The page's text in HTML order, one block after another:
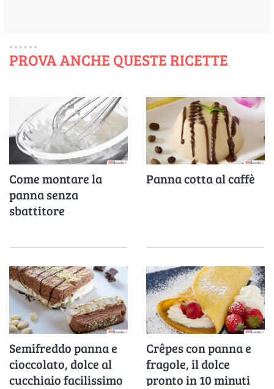
PROVA ANCHE QUESTE RICETTE
Come montare la
panna senza
sbattitore
Panna cotta al caffè
Semifreddo panna e
cioccolato, dolce al
cucchiaio facilissimo
Crêpes con panna e
fragole, il dolce
pronto in 10 minuti